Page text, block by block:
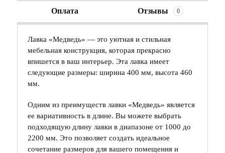
Оплата Отзывы 0
Лавка «Медведь» — это уютная и стильная
мебельная конструкция, которая прекрасно
впишется в ваш интерьер. Эта лавка имеет
следующие размеры: ширина 400 мм, высота 460
мм.
Одним из преимуществ лавки «Медведь» является
ее вариативность в длине. Вы можете выбрать
подходящую длину лавки в диапазоне от 1000 до
2200 мм. Это позволяет создать идеальное
сочетание размеров для вашего помещения и